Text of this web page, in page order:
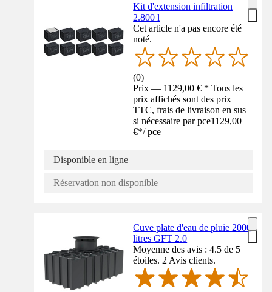
Kit d'extension infiltration
2.800 l
Cet article n'a pas encore été
noté.
(0)
Prix — 1129,00 € * Tous les
prix affichés sont des prix
TTC, frais de livraison en sus
si nécessaire par pce1129,00
€*/ pce
Disponible en ligne
Réservation non disponible
Cuve plate d'eau de pluie 2000
litres GFT 2.0
Moyenne des avis : 4.5 de 5
étoiles. 2 Avis clients.